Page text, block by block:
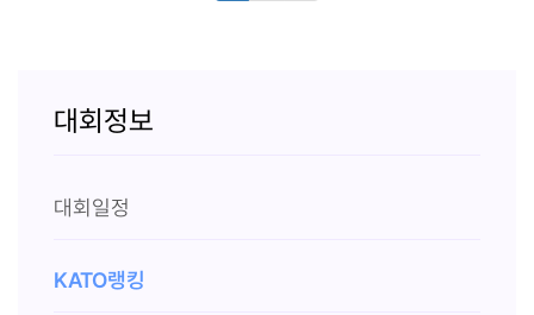
대회정보
대회일정
KATO랭킹